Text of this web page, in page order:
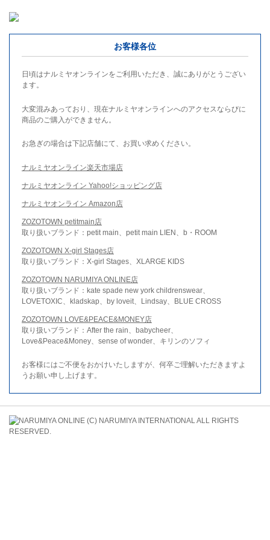
お客様各位
日頃はナルミヤオンラインをご利用いただき、誠にありがとうござい
ます。
大変混みあっており、現在ナルミヤオンラインへのアクセスならびに
商品のご購入ができません。
お急ぎの場合は下記店舗にて、お買い求めください。
ナルミヤオンライン楽天市場店
ナルミヤオンライン Yahoo!ショッピング店
ナルミヤオンライン Amazon店
ZOZOTOWN petitmain店
取り扱いブランド：petit main、petit main LIEN、b・ROOM
ZOZOTOWN X-girl Stages店
取り扱いブランド：X-girl Stages、XLARGE KIDS
ZOZOTOWN NARUMIYA ONLINE店
取り扱いブランド：kate spade new york childrenswear、
LOVETOXIC、kladskap、by loveit、Lindsay、BLUE CROSS
ZOZOTOWN LOVE&PEACE&MONEY店
取り扱いブランド：After the rain、babycheer、
Love&Peace&Money、sense of wonder、キリンのソフィ
お客様にはご不便をおかけいたしますが、何卒ご理解いただきますよ
うお願い申し上げます。